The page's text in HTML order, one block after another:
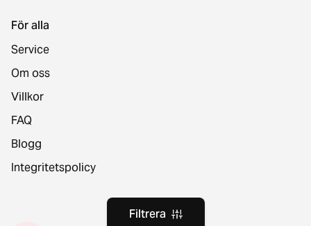
Filtrera
För alla
Service
Om oss
Villkor
FAQ
Blogg
Integritetspolicy